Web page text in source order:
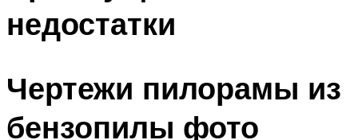
недостатки
Чертежи пилорамы из
бензопилы фото